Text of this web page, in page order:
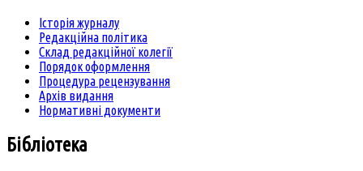
Історія журналу
Редакційна політика
Склад редакційної колегії
Порядок оформлення
Процедура рецензування
Архів видання
Нормативні документи
Бібліотека